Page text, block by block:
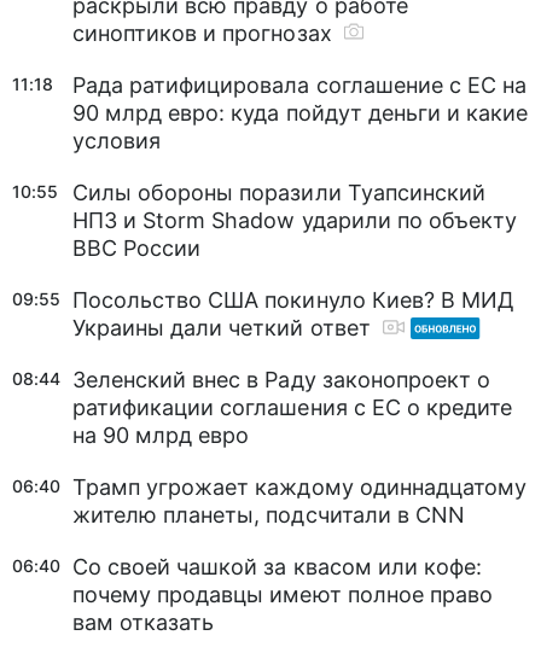
раскрыли всю правду о работе
синоптиков и прогнозах
11:18
Рада ратифицировала соглашение с ЕС на
90 млрд евро: куда пойдут деньги и какие
условия
10:55
Силы обороны поразили Туапсинский
НПЗ и Storm Shadow ударили по объекту
ВВС России
09:55
Посольство США покинуло Киев? В МИД
Украины дали четкий ответ
08:44
Зеленский внес в Раду законопроект о
ратификации соглашения с ЕС о кредите
на 90 млрд евро
06:40 Трамп угрожает каждому одиннадцатому
жителю планеты, подсчитали в CNN
06:40
Со своей чашкой за квасом или кофе:
почему продавцы имеют полное право
вам отказать